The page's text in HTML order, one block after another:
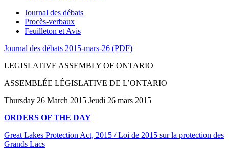
Journal des débats
Procès-verbaux
Feuilleton et Avis
Journal des débats 2015-mars-26 (PDF)
LEGISLATIVE ASSEMBLY OF ONTARIO
ASSEMBLÉE LÉGISLATIVE DE L’ONTARIO
Thursday 26 March 2015 Jeudi 26 mars 2015
ORDERS OF THE DAY
Great Lakes Protection Act, 2015 / Loi de 2015 sur la protection des
Grands Lacs